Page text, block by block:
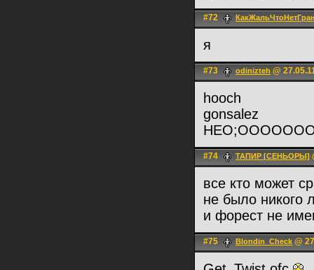
#72
я
#73 odinizteh @
hooch
gonsalez
#74 ТАПИР [СЕНЬОРЫ]
все кто может
не было никого
и форест не
#75 Blondin_Check @